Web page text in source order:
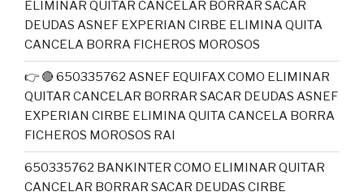
ELIMINAR QUITAR CANCELAR BORRAR SACAR
DEUDAS ASNEF EXPERIAN CIRBE ELIMINA QUITA
CANCELA BORRA FICHEROS MOROSOS
👉 🔴 650335762 ASNEF EQUIFAX COMO ELIMINAR
QUITAR CANCELAR BORRAR SACAR DEUDAS ASNEF
EXPERIAN CIRBE ELIMINA QUITA CANCELA BORRA
FICHEROS MOROSOS RAI
650335762 BANKINTER COMO ELIMINAR QUITAR
CANCELAR BORRAR SACAR DEUDAS CIRBE